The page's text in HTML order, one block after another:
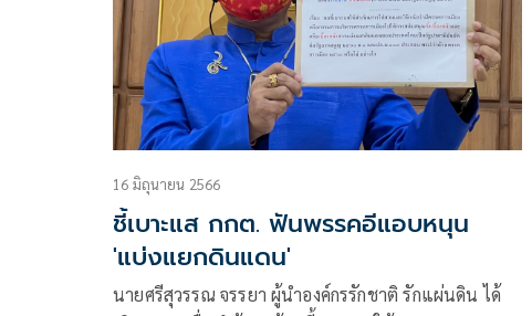
16 มิถุนายน 2566
ชี้เบาะแส กกต. ฟันพรรคอีแอบหนุน
'แบ่งแยกดินแดน'
นายศรีสุวรรณ จรรยา ผู้นำองค์กรรักชาติ รักแผ่นดิน ได้